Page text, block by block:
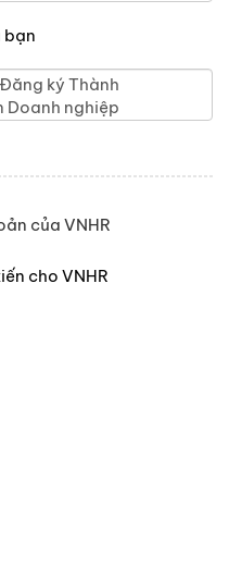
bạn
Đăng ký Thành
Doanh nghiệp
của VNHR
cho VNHR